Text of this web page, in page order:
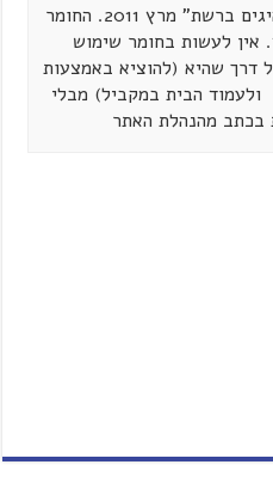
© כל הזכויות שמורות ל"מנהיגים ברשת" מרץ 2011. החומר
אין לעשות בחומר שימוש
דרך שהיא (להוציא באמצעות
ולעמוד הבית במקביל) מבלי
בכתב מהנהלת האתר